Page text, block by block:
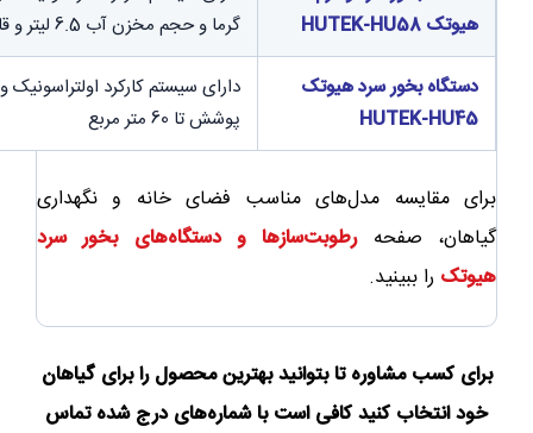
هیوتک HUTEK-HU58
گرما و حجم مخزن آب 6.5 لیتر و قابلیت پوشش تا 70 متر مربع
دستگاه بخور سرد هیوتک
HUTEK-HU45
پوشش تا 60 متر مربع
برای مقایسه مدل‌های مناسب فضای خانه و نگهداری
گیاهان، صفحهرطوبت‌سازها و دستگاه‌های بخور سرد
هیوتک را ببینید.
برای کسب مشاوره تا بتوانید بهترین محصول را برای گیاهان
خود انتخاب کنید کافی است با شماره‌های درج شده تماس